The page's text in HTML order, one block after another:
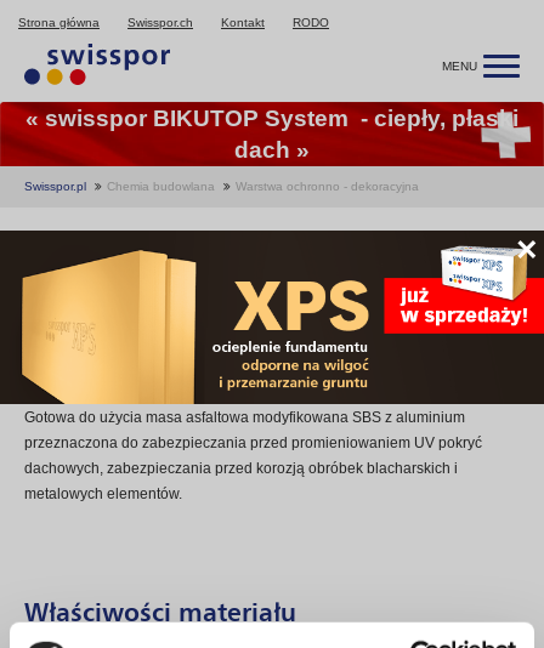
×
Strona główna Swisspor.ch Kontakt RODO
MENU
« swisspor BIKUTOP System - ciepły, płaski
dach »
Swisspor.pl Chemia budowlana Warstwa ochronno - dekoracyjna
Warstwa ochronno -
dekoracyjna
Opis produktu
Gotowa do użycia masa asfaltowa modyfikowana SBS z aluminium
przeznaczona do zabezpieczania przed promieniowaniem UV pokryć
dachowych, zabezpieczania przed korozją obróbek blacharskich i
metalowych elementów.
Właściwości materiału